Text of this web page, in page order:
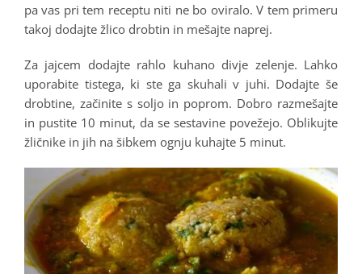
pa vas pri tem receptu niti ne bo oviralo. V tem primeru
takoj dodajte žlico drobtin in mešajte naprej.
Za jajcem dodajte rahlo kuhano divje zelenje. Lahko
uporabite tistega, ki ste ga skuhali v juhi. Dodajte še
drobtine, začinite s soljo in poprom. Dobro razmešajte
in pustite 10 minut, da se sestavine povežejo. Oblikujte
žličnike in jih na šibkem ognju kuhajte 5 minut.